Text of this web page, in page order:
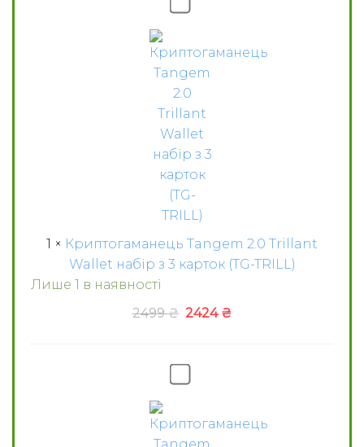
Trillant
Wallet
набір
з
3
карток
(TG-
TRILL)
1 × Криптогаманець Tangem 2.0 Trillant
Wallet набір з 3 карток (TG-TRILL)
Лише 1 в наявності
2499₴ Оригінальна
2424 ₴Поточна
The